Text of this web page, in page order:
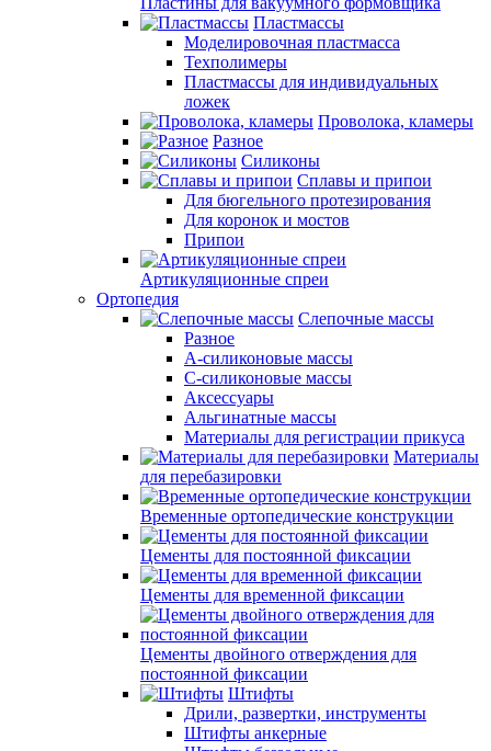
Пластмассы
Моделировочная пластмасса
Техполимеры
Пластмассы для индивидуальных
ложек
Проволока, кламеры
Разное
Силиконы
Сплавы и припои
Для бюгельного протезирования
Для коронок и мостов
Припои
Артикуляционные спреи
Ортопедия
Слепочные массы
Разное
А-силиконовые массы
С-силиконовые массы
Аксессуары
Альгинатные массы
Материалы для регистрации прикуса
Материалы
для перебазировки
Временные ортопедические конструкции
Цементы для постоянной фиксации
Цементы для временной фиксации
Цементы двойного отверждения для
постоянной фиксации
Штифты
Дрили, развертки, инструменты
Штифты анкерные